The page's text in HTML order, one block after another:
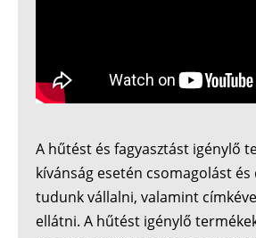
A hűtést és fagyasztást igénylő
kívánság esetén csomagolást
tudunk vállalni, valamint
ellátni. A hűtést igénylő